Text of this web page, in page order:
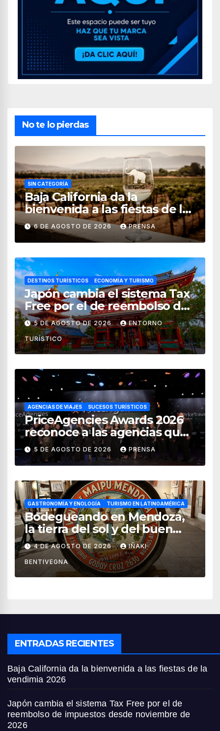
No te lo pierdas
SIN CATEGORÍA
Baja California da la
bienvenida a las fiestas de la
vendimia 2026
6 DE AGOSTO DE 2026 PRENSA
DESTINOS TURÍSTICOS ECONOMÍA Y TURISMO
Japón cambia el sistema Tax
Free por el de reembolso de
impuestos desde noviembre
de 2026
5 DE AGOSTO DE 2026 ENTORNO
TURÍSTICO
AGENCIAS DE VIAJES SUCESOS TURÍSTICOS
PriceAgencies Awards 2026
reconoce a las agencias que
impulsan el crecimiento del
turismo en México
5 DE AGOSTO DE 2026 PRENSA
GASTRONOMÍA Y ENOLOGÍA TURISMO EN LATINOAMÉRICA
Bodegueando en Mendoza,
la tierra del sol y del buen
vino
4 DE AGOSTO DE 2026 IÑAKI
BENTIVEGNA
ENTRADAS RECIENTES
Baja California da la bienvenida a las fiestas de la
vendimia 2026
Japón cambia el sistema Tax Free por el de
reembolso de impuestos desde noviembre de
2026